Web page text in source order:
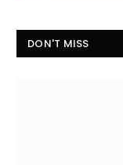
DON'T MISS